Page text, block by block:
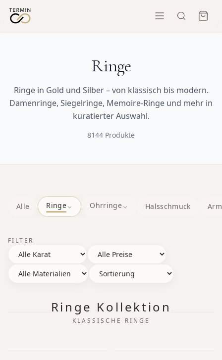
Ringe
Ringe in Gold und Silber – von klassisch bis modern.
Damenringe, Siegelringe, Memoire-Ringe und mehr in
kuratierter Auswahl.
8144 Produkte
Alle Ringe Ohrringe Halsschmuck
FILTER
Ringe Kollektion
KLASSISCHE RINGE